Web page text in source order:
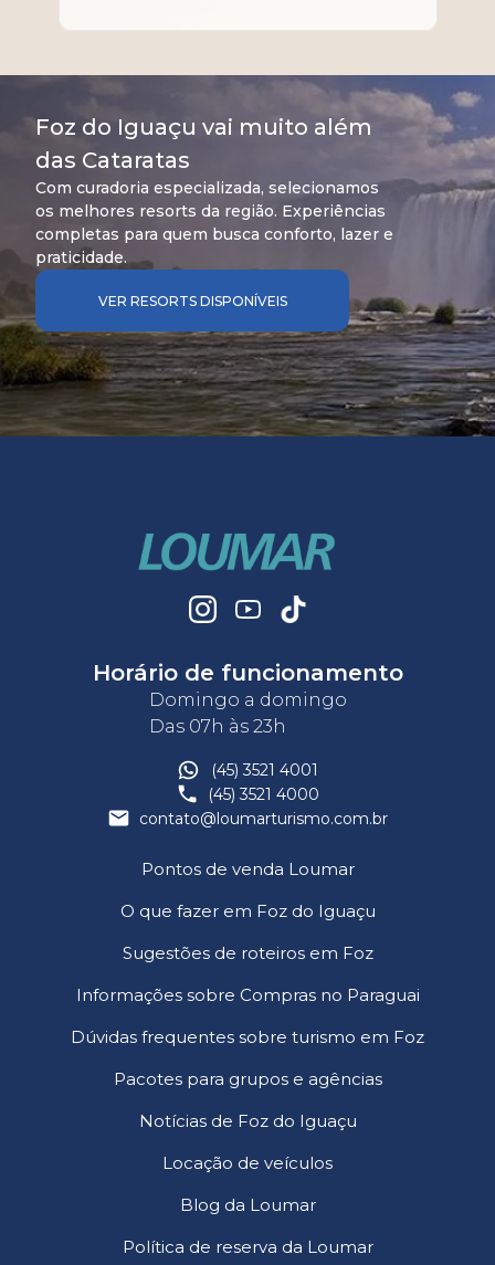
Foz do Iguaçu vai muito além
das Cataratas
Com curadoria especializada, selecionamos
os melhores resorts da região. Experiências
completas para quem busca conforto, lazer e
praticidade.
VER RESORTS DISPONÍVEIS
Horário de funcionamento
Domingo a domingo
Das 07h às 23h
(45) 3521 4001
(45) 3521 4000
contato@loumarturismo.com.br
Pontos de venda Loumar
O que fazer em Foz do Iguaçu
Sugestões de roteiros em Foz
Informações sobre Compras no Paraguai
Dúvidas frequentes sobre turismo em Foz
Pacotes para grupos e agências
Notícias de Foz do Iguaçu
Locação de veículos
Blog da Loumar
Política de reserva da Loumar